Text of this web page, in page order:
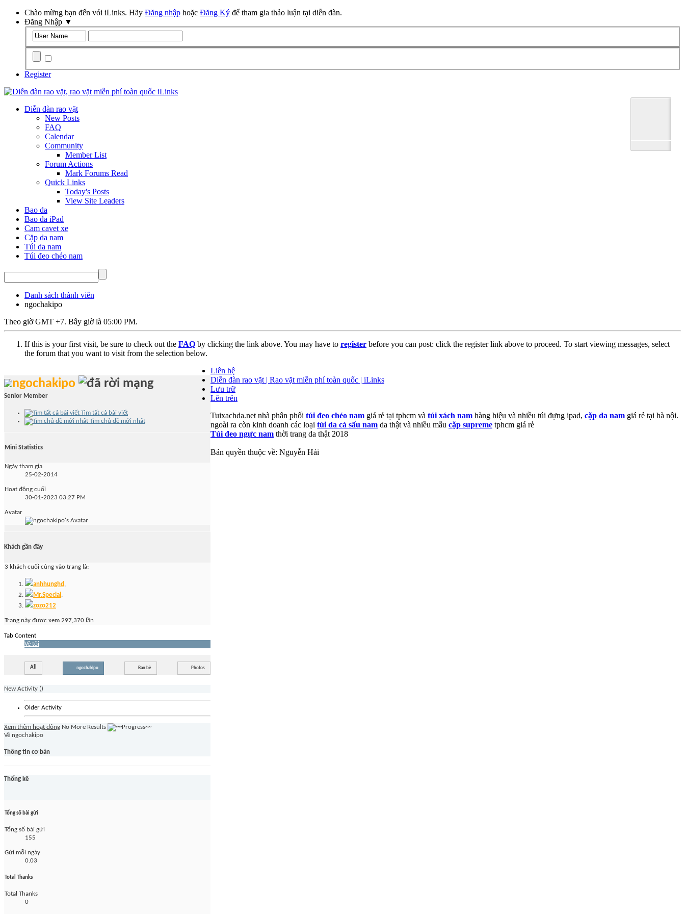
Chào mừng bạn đến vói iLinks. Hãy Đăng nhập hoặc Đăng Ký để tham gia thảo luận tại diễn đàn.
Đăng Nhập ▼
Register
Diễn đàn rao vặt
New Posts
FAQ
Calendar
Community
Member List
Forum Actions
Mark Forums Read
Quick Links
Today's Posts
View Site Leaders
Bao da
Bao da iPad
Cam cavet xe
Cặp da nam
Túi da nam
Túi đeo chéo nam
Danh sách thành viên
ngochakipo
Theo giờ GMT +7. Bây giờ là 05:00 PM.
If this is your first visit, be sure to check out the FAQ by clicking the link above. You may have to register before you can post: click the register link above to proceed. To start viewing messages, select
the forum that you want to visit from the selection below.
ngochakipo
Senior Member
Tìm tất cả bài viết
Tìm chủ đề mới nhất
Mini Statistics
Ngày tham gia
25-02-2014
Hoạt động cuối
30-01-2023 03:27 PM
Avatar
Khách gần đây
3 khách cuối cùng vào trang là:
anhhunghd ,
Mr.Special ,
zozo212
Trang này được xem 297,370 lần
Tab Content
Về tôi
All ngochakipo Bạn bè Photos
New Activity ()
Older Activity
Xem thêm hoạt đông No More Results
Về ngochakipo
Thông tin cơ bản
Thống kê
Tổng số bài gửi
Tổng số bài gửi
155
Gửi mỗi ngày
0.03
Total Thanks
Total Thanks
0
Liên hệ
Diễn đàn rao vặt | Rao vặt miễn phí toàn quốc | iLinks
Lưu trữ
Lên trên
Tuixachda.net nhà phân phối túi đeo chéo nam giá rẻ tại tphcm và túi xách nam hàng hiệu và nhiều túi đựng ipad, cặp da nam giá rẻ tại hà nội.
ngoài ra còn kinh doanh các loại túi da cá sấu nam da thật và nhiều mẫu cặp supreme tphcm giá rẻ
Túi đeo ngực nam thời trang da thật 2018
Bản quyền thuộc về: Nguyễn Hải